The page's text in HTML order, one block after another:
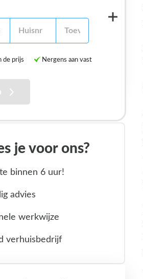
de prijs Nergens aan vast
je voor ons?
binnen 6 uur!
advies
werkwijze
verhuisbedrijf